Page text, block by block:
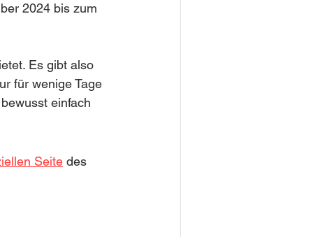
2024 bis zum
Es gibt also
für wenige Tage
einfach
Seite des